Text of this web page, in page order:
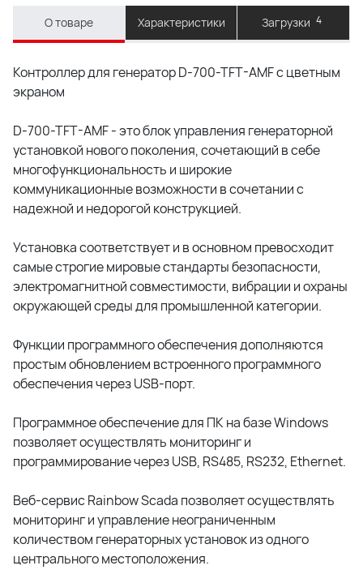
О товаре Характеристики Загрузки 4
Контроллер для генератор D-700-TFT-AMF с цветным
экраном
D-700-TFT-AMF - это блок управления генераторной
установкой нового поколения, сочетающий в себе
многофункциональность и широкие
коммуникационные возможности в сочетании с
надежной и недорогой конструкцией.
Установка соответствует и в основном превосходит
самые строгие мировые стандарты безопасности,
электромагнитной совместимости, вибрации и охраны
окружающей среды для промышленной категории.
Функции программного обеспечения дополняются
простым обновлением встроенного программного
обеспечения через USB-порт.
Программное обеспечение для ПК на базе Windows
позволяет осуществлять мониторинг и
программирование через USB, RS485, RS232, Ethernet.
Веб-сервис Rainbow Scada позволяет осуществлять
мониторинг и управление неограниченным
количеством генераторных установок из одного
центрального местоположения.